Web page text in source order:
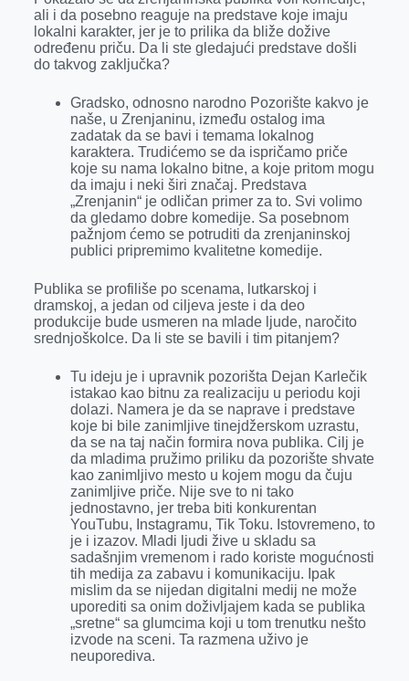
ali i da posebno reaguje na predstave koje imaju
lokalni karakter, jer je to prilika da bliže dožive
određenu priču. Da li ste gledajući predstave došli
do takvog zaključka?
Gradsko, odnosno narodno Pozorište kakvo je
naše, u Zrenjaninu, između ostalog ima
zadatak da se bavi i temama lokalnog
karaktera. Trudićemo se da ispričamo priče
koje su nama lokalno bitne, a koje pritom mogu
da imaju i neki širi značaj. Predstava
„Zrenjanin“ je odličan primer za to. Svi volimo
da gledamo dobre komedije. Sa posebnom
pažnjom ćemo se potruditi da zrenjaninskoj
publici pripremimo kvalitetne komedije.
Publika se profiliše po scenama, lutkarskoj i
dramskoj, a jedan od ciljeva jeste i da deo
produkcije bude usmeren na mlade ljude, naročito
srednjoškolce. Da li ste se bavili i tim pitanjem?
Tu ideju je i upravnik pozorišta Dejan Karlečik
istakao kao bitnu za realizaciju u periodu koji
dolazi. Namera je da se naprave i predstave
koje bi bile zanimljive tinejdžerskom uzrastu,
da se na taj način formira nova publika. Cilj je
da mladima pružimo priliku da pozorište shvate
kao zanimljivo mesto u kojem mogu da čuju
zanimljive priče. Nije sve to ni tako
jednostavno, jer treba biti konkurentan
YouTubu, Instagramu, Tik Toku. Istovremeno, to
je i izazov. Mladi ljudi žive u skladu sa
sadašnjim vremenom i rado koriste mogućnosti
tih medija za zabavu i komunikaciju. Ipak
mislim da se nijedan digitalni medij ne može
uporediti sa onim doživljajem kada se publika
„sretne“ sa glumcima koji u tom trenutku nešto
izvode na sceni. Ta razmena uživo je
neuporediva.